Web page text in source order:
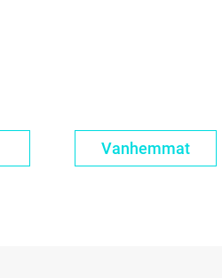
Vanhemmat